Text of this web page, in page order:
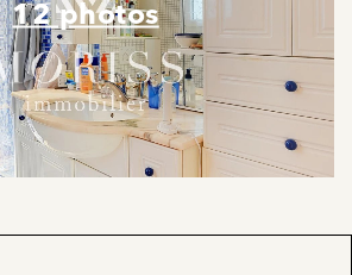
12 photos